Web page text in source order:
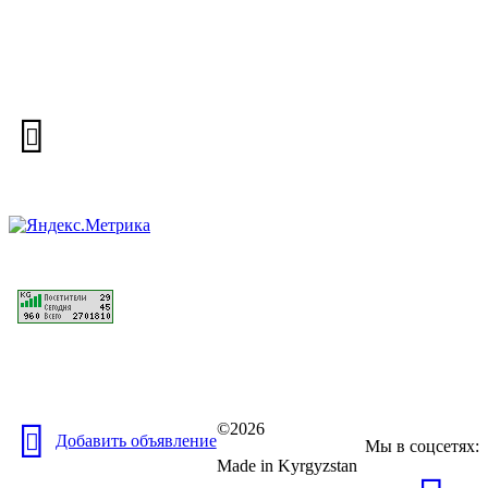
Добавить объявление Мы в соцсетях:
©2026
Made in Kyrgyzstan